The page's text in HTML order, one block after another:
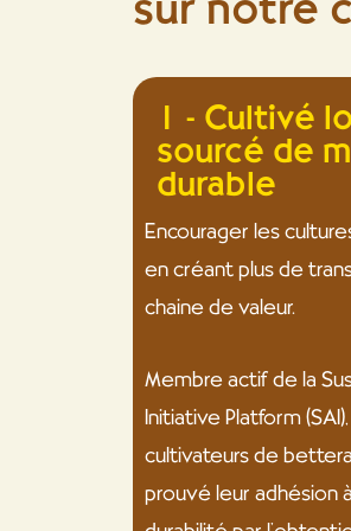
1 - Cultivé
sourcé de
durable
Encourager les
en créant plus de
chaine de valeur.
Membre actif de la
Initiative Platform
cultivateurs de
prouvé leur adhésion